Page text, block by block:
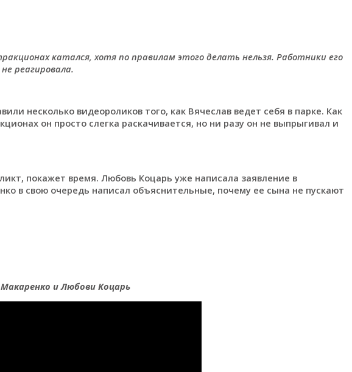
катался, хотя по правилам этого делать нельзя. Работники его
реагировала.
несколько видеороликов того, как Вячеслав ведет себя в парке. Как
он просто слегка раскачивается, но ни разу он не выпрыгивал и
покажет время. Любовь Коцарь уже написала заявление в
в свою очередь написал объяснительные, почему ее сына не пускают
и Любови Коцарь